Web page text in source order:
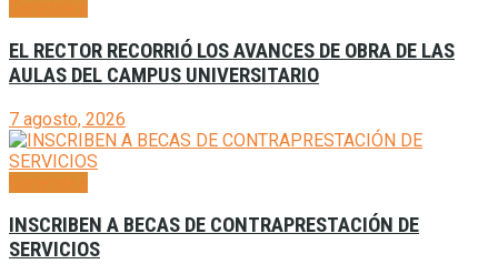
EL RECTOR RECORRIÓ LOS AVANCES DE OBRA DE LAS
AULAS DEL CAMPUS UNIVERSITARIO
7 agosto, 2026
INSCRIBEN A BECAS DE CONTRAPRESTACIÓN DE
SERVICIOS